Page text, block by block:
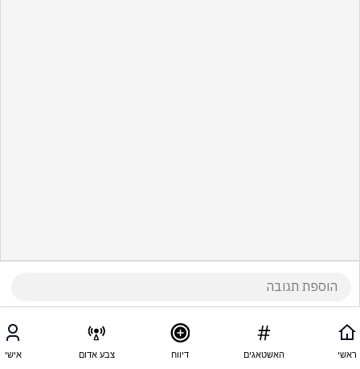
ראשי האשטאגים דיווח צבע אדום אישי